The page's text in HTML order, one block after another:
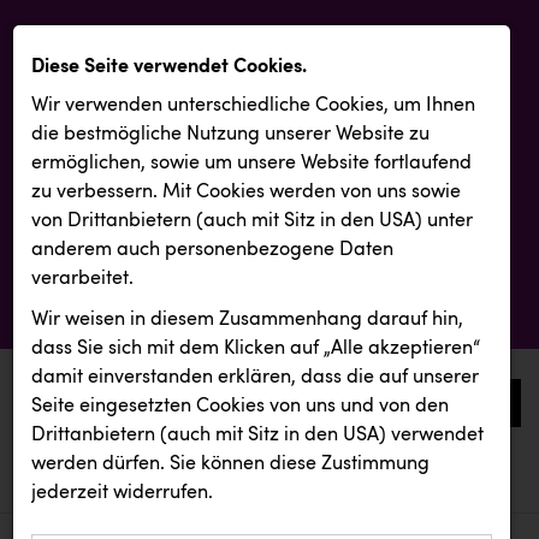
0
aktuelle aussendungen
aktuelle aussendungen
Diese Seite verwendet Cookies.
Wir verwenden unterschiedliche Cookies, um Ihnen
die best­mögliche Nutzung unserer Website zu
ermöglichen, sowie um unsere Website fortlaufend
zu verbessern. Mit Cookies werden von uns sowie
von Drittanbietern (auch mit Sitz in den USA) unter
anderem auch personenbezogene Daten
verarbeitet.
Wir weisen in diesem Zusammenhang darauf hin,
dass Sie sich mit dem Klicken auf „Alle akzeptieren“
damit ein­ver­standen erklären, dass die auf unserer
Seite eingesetzten Cookies von uns und von den
Drittanbietern (auch mit Sitz in den USA) verwendet
werden dürfen. Sie können diese Zustimmung
jederzeit widerrufen.